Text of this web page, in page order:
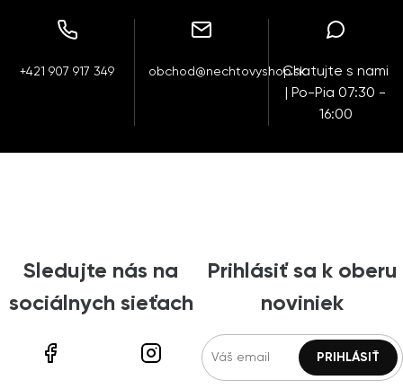
+421 907 917 349 obchod@nechtovyshop.skChatujte s nami
| Po-Pia 07:30 -
16:00
Sledujte nás na
sociálnych sieťach
Prihlásiť sa k oberu
noviniek